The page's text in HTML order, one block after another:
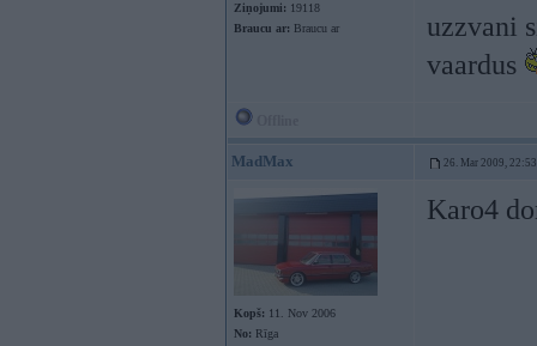
Ziņojumi: 19118
Braucu ar: Braucu ar
uzzvani
vaardus
MadMax 26. Mar 2009, 22:53
Kopš: 11. Nov 2006
No: Rīga
Karo4